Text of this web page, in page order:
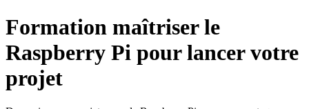
Formation maîtriser le
Raspberry Pi pour lancer votre
projet